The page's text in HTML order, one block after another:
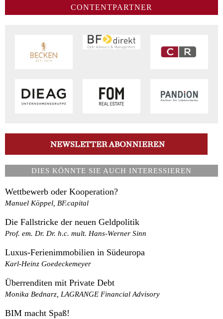
CONTENTPARTNER
DIES KÖNNTE SIE AUCH INTERESSIEREN
Wettbewerb oder Kooperation?
Manuel Köppel, BF.capital
Die Fallstricke der neuen Geldpolitik
Prof. em. Dr. Dr. h.c. mult. Hans-Werner Sinn
Luxus-Ferienimmobilien in Südeuropa
Karl-Heinz Goedeckemeyer
Überrenditen mit Private Debt
Monika Bednarz, LAGRANGE Financial Advisory
BIM macht Spaß!